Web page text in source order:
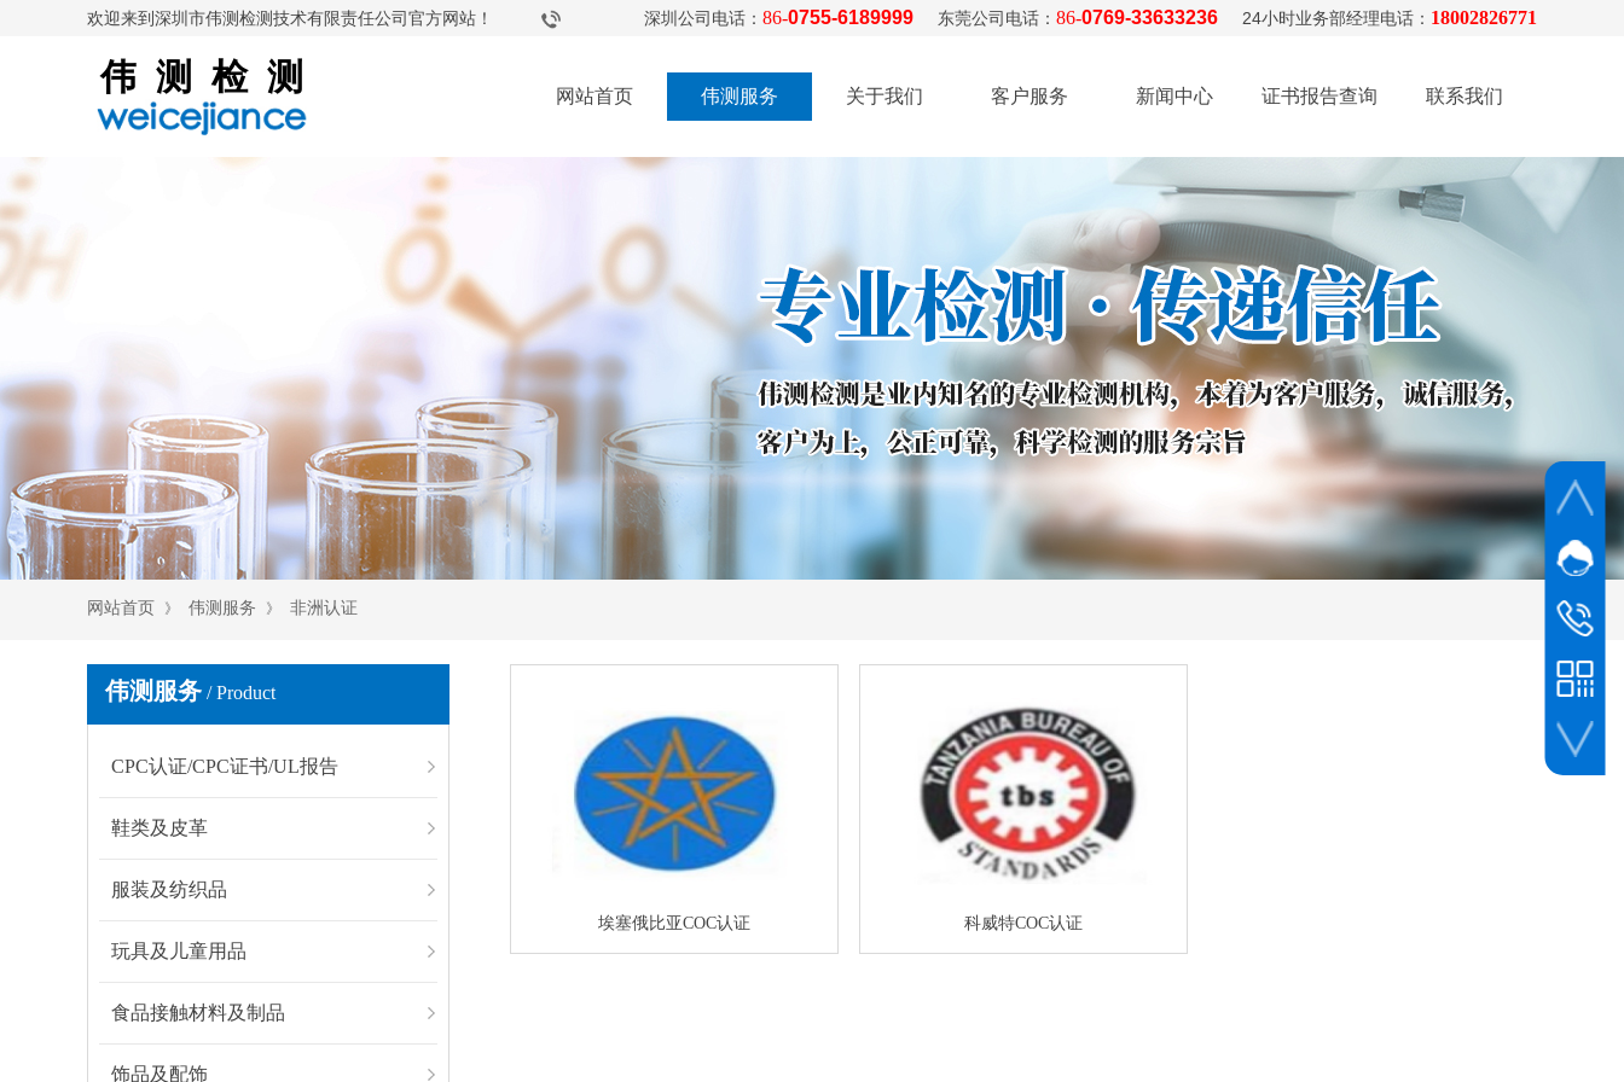
欢迎来到深圳市伟测检测技术有限责任公司官方网站！ 深圳公司电话： 86-0755-6189999 东莞公司电话： 86-0769-33633236 24小时业务部经理电话： 18002826771
网站首页 伟测服务 关于我们 客户服务 新闻中心 证书报告查询 联系我们
伟 测 检 测
网站首页 》 伟测服务 》 非洲认证
伟测服务 / Product
CPC认证/CPC证书/UL报告
鞋类及皮革
服装及纺织品
玩具及儿童用品
食品接触材料及制品
饰品及配饰
埃塞俄比亚COC认证 科威特COC认证
网站客
深圳公
东莞公
24小时